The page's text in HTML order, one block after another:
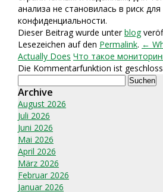
анализа не становилась в риск для
конфиденциальности.
Dieser Beitrag wurde unterblog
Lesezeichen auf den Permalink. ←
Actually Does Что такое
Die Kommentarfunktion ist
Suchen
nach:
Archive
August 2026
Juli 2026
Juni 2026
Mai 2026
April 2026
März 2026
Februar 2026
Januar 2026